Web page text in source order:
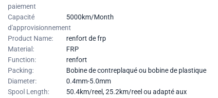
paiement
Capacité
d'approvisionnement
5000km/Month
Product Name:
renfort de frp
Material:
FRP
Function:
renfort
Packing:
Bobine de contreplaqué ou bobine de plastique
Diameter:
0.4mm-5.0mm
Spool Length:
50.4km/reel, 25.2km/reel ou adapté aux